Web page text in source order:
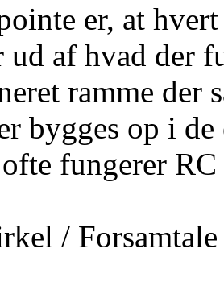
er, at
ud af hvad der
ramme der
bygges op i
fungerer
/ Forsamtale